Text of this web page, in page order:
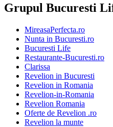
Grupul Bucuresti
MireasaPerfecta.ro
Nunta in Bucuresti.ro
Bucuresti Life
Restaurante-Bucuresti.ro
Clarissa
Revelion in Bucuresti
Revelion in Romania
Revelion-in-Romania
Revelion Romania
Oferte de Revelion .ro
Revelion la munte